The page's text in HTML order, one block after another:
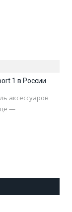
1 в России
аксессуаров
—